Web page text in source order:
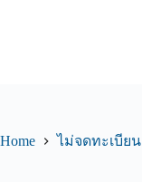
Home ไม่จดทะเบียน